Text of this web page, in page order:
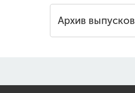
Архив выпусков